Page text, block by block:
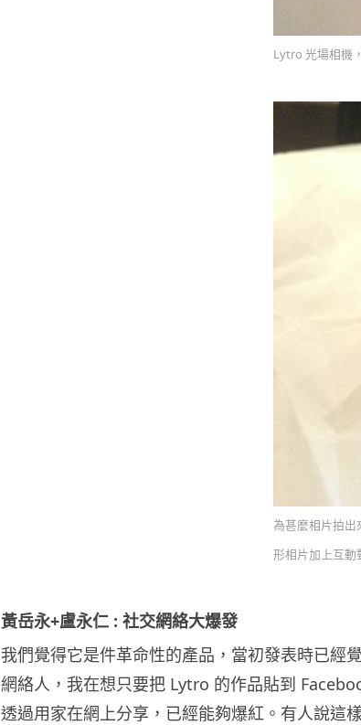
Lytro 光場相機
為甚麼相片拍出
形相片加上互動
黃岳永+盧永仁 : 社交網絡大爆發
我們覺得它是件革命性的產品，當初發表時已經
網絡人，我在想只要把 Lytro 的作品貼到
透過用家在網上分享，已經能夠爆紅。有人說這